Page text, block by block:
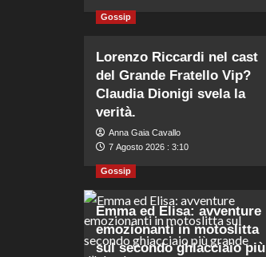
Gossip
Lorenzo Riccardi nel cast
del Grande Fratello Vip?
Claudia Dionigi svela la
verità.
Anna Gaia Cavallo
7 Agosto 2026 : 3:10
Gossip
Emma ed Elisa: avventure
emozionanti in motoslitta
sul secondo ghiacciaio più